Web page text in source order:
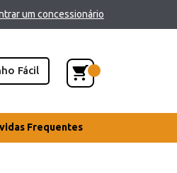
um concessionário
Fácil
Frequentes